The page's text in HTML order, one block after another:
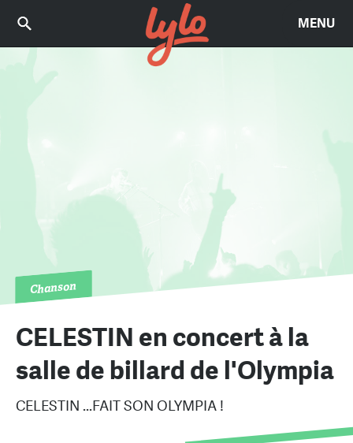
MENU
Chanson
CELESTIN en concert à la
salle de billard de l'Olympia
CELESTIN ...FAIT SON OLYMPIA !